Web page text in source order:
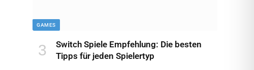
GAMES
Switch Spiele Empfehlung: Die besten
Tipps für jeden Spielertyp